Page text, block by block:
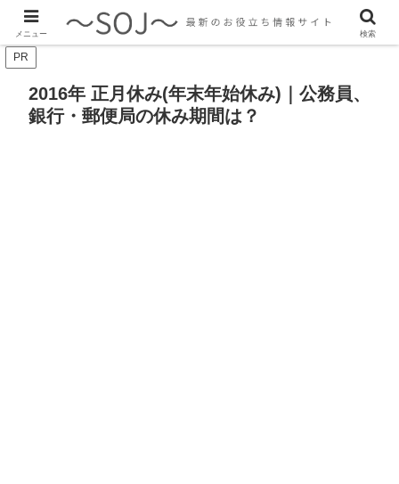
最新のトレンド情報、生活に役立つ情報をご紹介します
PR
2016年 正月休み(年末年始休み)｜公務員、
銀行・郵便局の休み期間は？
メニュー 検索